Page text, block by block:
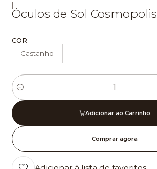
|
Óculos de Sol Cosmopolis
COR
Castanho
Quantidade
Adicionar ao Carrinho
Comprar agora